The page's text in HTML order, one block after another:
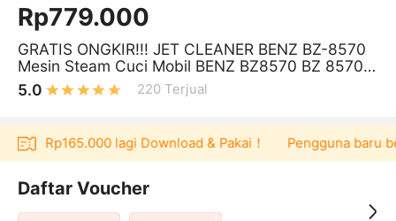
Rp779.000
GRATIS ONGKIR!!! JET CLEANER BENZ BZ-8570
Mesin Steam Cuci Mobil BENZ BZ8570 BZ 8570 a
lt BZ 8558 JET CLEANER
5.0 220 Terjual
Rp165.000 lagi Download & Pakai！ Pengguna baru
Daftar Voucher